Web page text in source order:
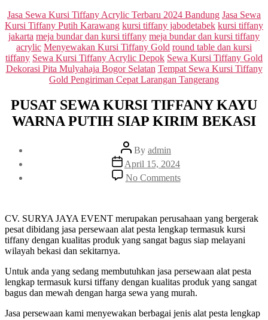
Categories
Jasa Sewa Kursi Tiffany Acrylic Terbaru 2024 Bandung Jasa Sewa
Kursi Tiffany Putih Karawang kursi tiffany jabodetabek kursi tiffany
jakarta meja bundar dan kursi tiffany meja bundar dan kursi tiffany
acrylic Menyewakan Kursi Tiffany Gold round table dan kursi
tiffany Sewa Kursi Tiffany Acrylic Depok Sewa Kursi Tiffany Gold
Dekorasi Pita Mulyahaja Bogor Selatan Tempat Sewa Kursi Tiffany
Gold Pengiriman Cepat Larangan Tangerang
PUSAT SEWA KURSI TIFFANY KAYU
WARNA PUTIH SIAP KIRIM BEKASI
Post
author
By admin
Post
date
April 15, 2024
No Commentson
PUSAT
TIFFANY
KAYU
WARNA
KIRIM
BEKASI
CV. SURYA JAYA EVENT merupakan perusahaan yang bergerak
pesat dibidang jasa persewaan alat pesta lengkap termasuk kursi
tiffany dengan kualitas produk yang sangat bagus siap melayani
wilayah bekasi dan sekitarnya.
Untuk anda yang sedang membutuhkan jasa persewaan alat pesta
lengkap termasuk kursi tiffany dengan kualitas produk yang sangat
bagus dan mewah dengan harga sewa yang murah.
Jasa persewaan kami menyewakan berbagai jenis alat pesta lengkap